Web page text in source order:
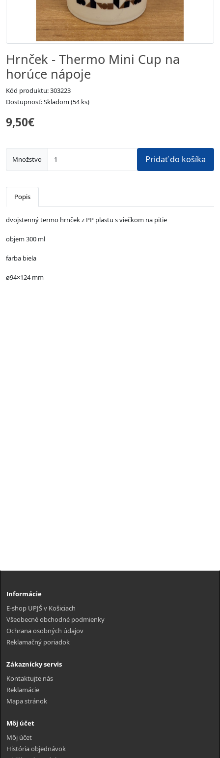
Hrnček - Thermo Mini Cup na
horúce nápoje
Kód produktu: 303223
Dostupnosť: Skladom (54 ks)
9,50€
Množstvo Pridať do košíka
Popis
dvojstenný termo hrnček z PP plastu s viečkom na pitie
objem 300 ml
farba biela
ø94×124 mm
Informácie
E-shop UPJŠ v Košiciach
Všeobecné obchodné podmienky
Ochrana osobných údajov
Reklamačný poriadok
Zákaznícky servis
Kontaktujte nás
Reklamácie
Mapa stránok
Môj účet
Môj účet
História objednávok